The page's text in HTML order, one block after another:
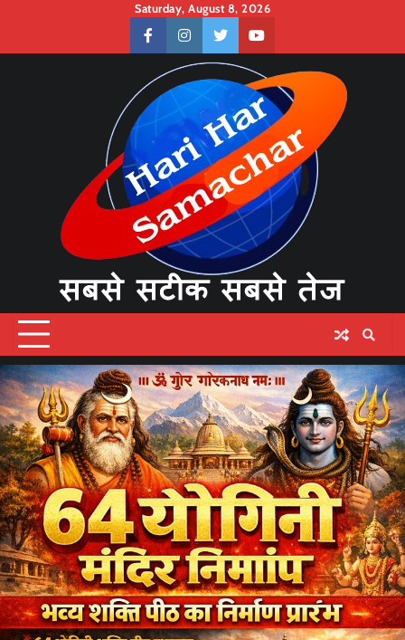
content
Saturday, August 8, 2026
facebookinstagramtwitteryoutube